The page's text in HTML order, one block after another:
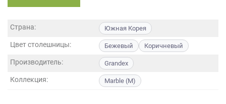
Страна: Южная Корея
Цвет столешницы: Бежевый Коричневый
Производитель: Grandex
Коллекция: Marble (M)